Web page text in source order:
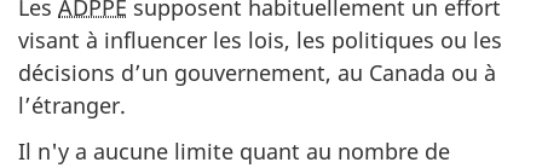
Les ADPPÉ supposent habituellement un effort
visant à influencer les lois, les politiques ou les
décisions d’un gouvernement, au Canada ou à
l’étranger.
Il n'y a aucune limite quant au nombre de